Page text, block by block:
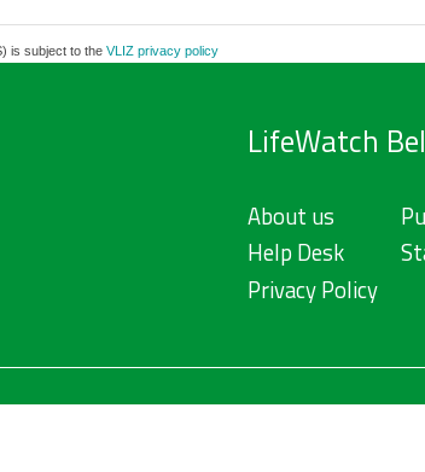
is subject to the VLIZ privacy policy
LifeWatch
About us
Help Desk
Privacy Policy